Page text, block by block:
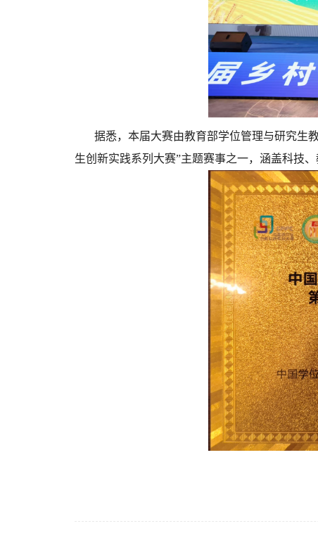
据悉，本届大赛由教育部学位管理与研究生教
生创新实践系列大赛”主题赛事之一，涵盖科技、